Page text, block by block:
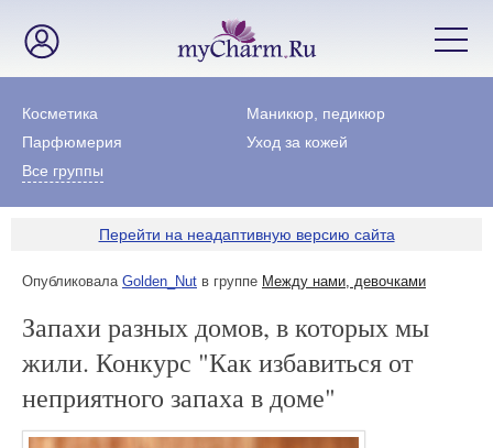
Косметика
Маникюр, педикюр
Парфюмерия
Уход за кожей
Все группы
Перейти на неадаптивную версию сайта
Опубликовала Golden_Nut в группе Между нами, девочками
Запахи разных домов, в которых мы
жили. Конкурс "Как избавиться от
неприятного запаха в доме"